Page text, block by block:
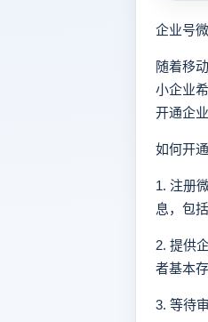
企业号
随着移
小企业
开通企
如何开
1. 注册
息，包
2. 提供
者基本
3. 等待